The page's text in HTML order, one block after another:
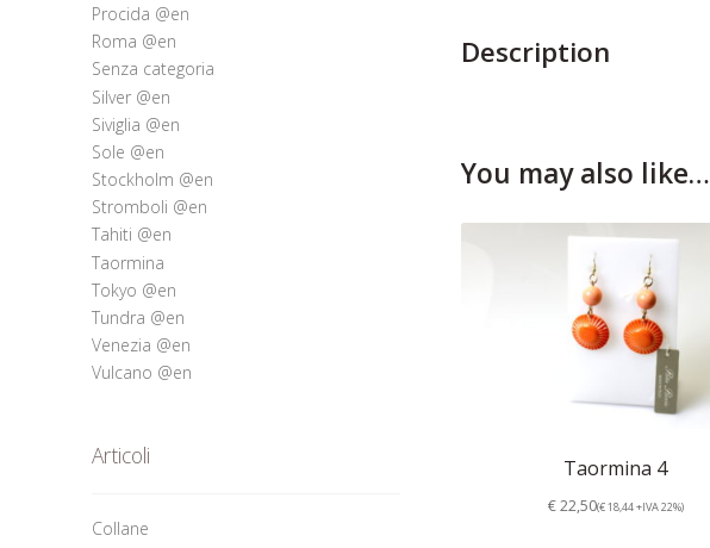
Description
You may also like…
Taormina 4
€ 22,50(€ 18,44 +IVA 22%)
Procida @en
Roma @en
Senza categoria
Silver @en
Siviglia @en
Sole @en
Stockholm @en
Stromboli @en
Tahiti @en
Taormina
Tokyo @en
Tundra @en
Venezia @en
Vulcano @en
Articoli
Collane